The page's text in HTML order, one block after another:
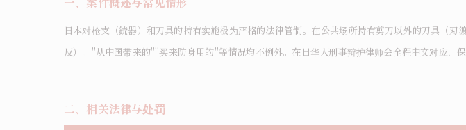
日本对枪支（銃器）和刀具的持有实施极为严格的法律管制。在公共场所持有剪刀以外的刀具（
反）。"从中国带来的""买来防身用的"等情况均不例外。在日华人刑事辩护律师会全程中文对应
二、相关法律与处罚